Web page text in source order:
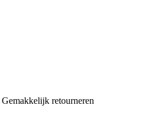
Gemakkelijk retourneren